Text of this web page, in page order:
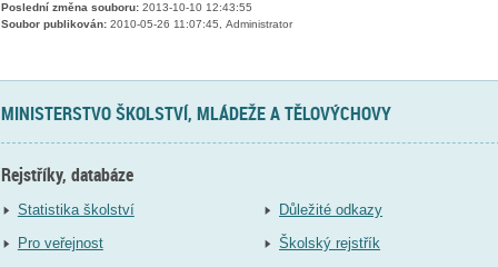
Poslední změna souboru:2013-10-10 12:43:55
Soubor publikován:2010-05-26 11:07:45, Administrator
MINISTERSTVO ŠKOLSTVÍ, MLÁDEŽE A TĚLOVÝCHOVY
Rejstříky, databáze
Statistika školství
Pro veřejnost
Důležité odkazy
Školský rejstřík